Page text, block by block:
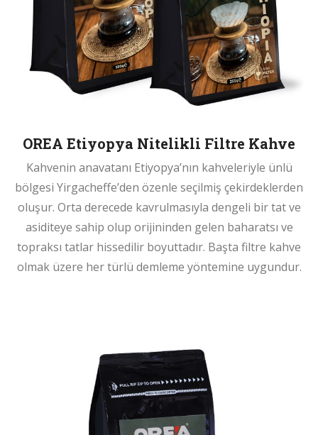
OREA Etiyopya Nitelikli Filtre Kahve
Kahvenin anavatanı Etiyopya’nın kahveleriyle ünlü
bölgesi Yirgacheffe’den özenle seçilmiş çekirdeklerden
oluşur. Orta derecede kavrulmasıyla dengeli bir tat ve
asiditeye sahip olup orijininden gelen baharatsı ve
topraksı tatlar hissedilir boyuttadır. Başta filtre kahve
olmak üzere her türlü demleme yöntemine uygundur.